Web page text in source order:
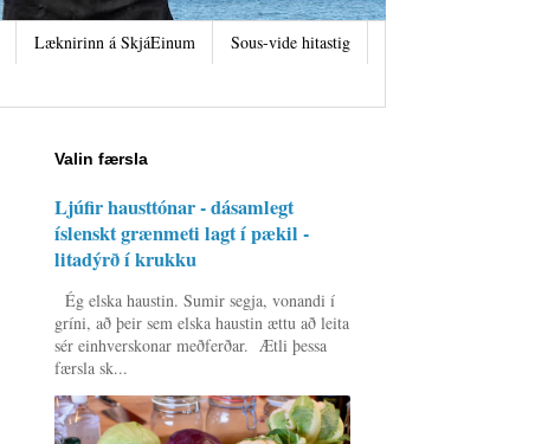
Læknirinn á SkjáEinum
Sous-vide hitastig
Valin færsla
Ljúfir hausttónar - dásamlegt
íslenskt grænmeti lagt í pækil -
litadýrð í krukku
Ég elska haustin. Sumir segja, vonandi í
gríni, að þeir sem elska haustin ættu að leita
sér einhverskonar meðferðar. Ætli þessa
færsla sk...